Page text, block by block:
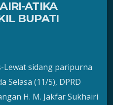
ATIKA
BUPATI
Lewat sidang paripurna
Selasa (11/5), DPRD
H. M. Jakfar Sukhairi